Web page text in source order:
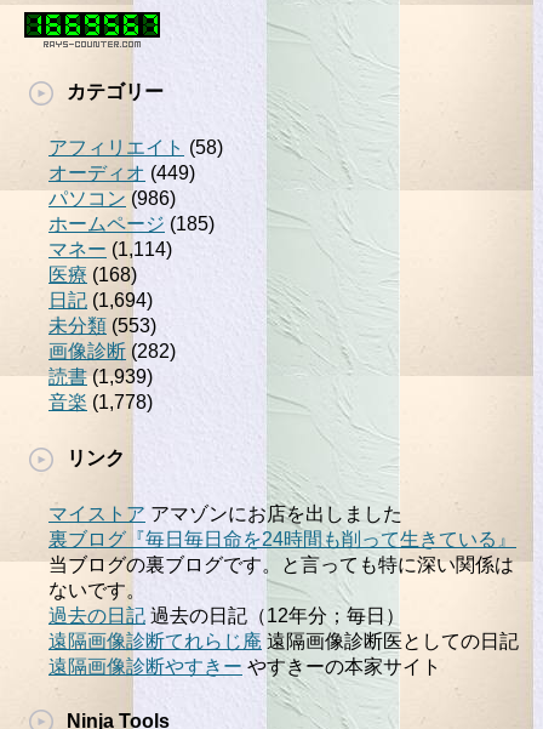
カテゴリー
アフィリエイト (58)
オーディオ (449)
パソコン (986)
ホームページ (185)
マネー (1,114)
医療 (168)
日記 (1,694)
未分類 (553)
画像診断 (282)
読書(1,939)
音楽 (1,778)
リンク
マイストア アマゾンにお店を出しました
裏ブログ『毎日毎日命を24時間も削って生きている』
当ブログの裏ブログです。と言っても特に深い関係は
ないです。
過去の日記 過去の日記（12年分；毎日）
遠隔画像診断てれらじ庵 遠隔画像診断医としての日記
遠隔画像診断やすきー やすきーの本家サイト
Ninja Tools